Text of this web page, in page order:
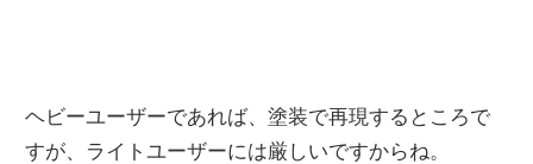
ヘビーユーザーであれば、塗装で再現するところで
すが、ライトユーザーには厳しいですからね。